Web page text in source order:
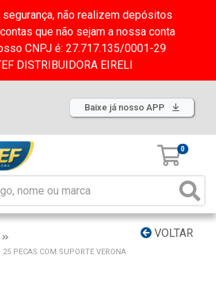
segurança, não realizem depósitos
que não sejam a nossa conta
CNPJ é: 27.717.135/0001-29
DISTRIBUIDORA EIRELI
Baixe já nosso APP
0
VOLTAR
25 PECAS COM SUPORTE VERONA